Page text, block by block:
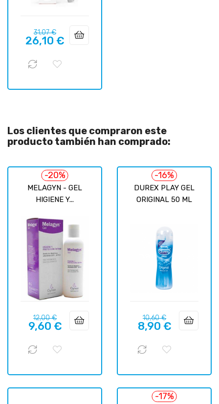
Precio
regular
31,07 €Precio
26,10 €
Los clientes que compraron este
producto también han comprado:
MELAGYN - GEL
HIGIENE Y...
-20%
Precio
regular
12,00 €Precio
9,60 €
DUREX PLAY GEL
ORIGINAL 50 ML
-16%
Precio
regular
10,60 €Precio
8,90 €
-17%